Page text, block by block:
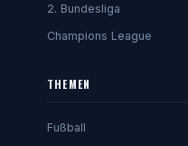
2. Bundesliga
Champions League
THEMEN
Fußball